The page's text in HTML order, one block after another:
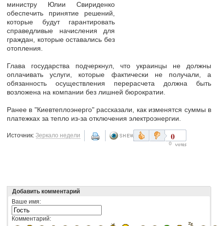
министру Юлии Свириденко
обеспечить принятие решений,
которые будут гарантировать
справедливые начисления для
граждан, которые оставались без
отопления.
Глава государства подчеркнул, что украинцы не должны
оплачивать услуги, которые фактически не получали, а
обязанность осуществления перерасчета должна быть
возложена на компании без лишней бюрократии.
Ранее в "Киевтеплоэнерго" рассказали, как изменятся суммы в
платежках за тепло из-за отключения электроэнергии.
Источник: Зеркало недели 0
0
Добавить комментарий
Ваше имя:
Комментарий: